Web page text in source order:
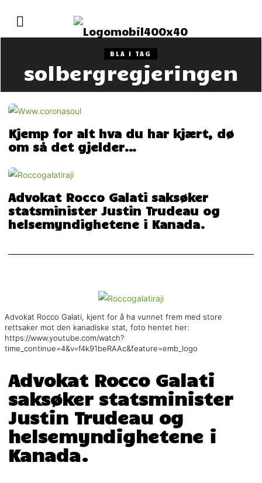
BLA I TAG
solbergregjeringen
Kjemp for alt hva du har kjært, dø
om så det gjelder…
Advokat Rocco Galati saksøker
statsminister Justin Trudeau og
helsemyndighetene i Kanada.
Advokat Rocco Galati, kjent for å ha vunnet frem med store
rettsaker mot den kanadiske stat, foto hentet her:
https://www.youtube.com/watch?
time_continue=4&v=f4k91beRAAc&feature=emb_logo
Advokat Rocco Galati
saksøker statsminister
Justin Trudeau og
helsemyndighetene i
Kanada.